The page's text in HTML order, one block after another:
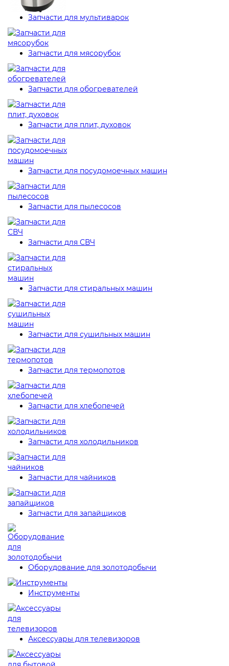
Запчасти для мультиварок
Запчасти для мясорубок
Запчасти для обогревателей
Запчасти для плит, духовок
Запчасти для посудомоечных машин
Запчасти для пылесосов
Запчасти для СВЧ
Запчасти для стиральных машин
Запчасти для сушильных машин
Запчасти для термопотов
Запчасти для хлебопечей
Запчасти для холодильников
Запчасти для чайников
Запчасти для запайщиков
Оборудование для золотодобычи
Инструменты
Аксессуары для телевизоров